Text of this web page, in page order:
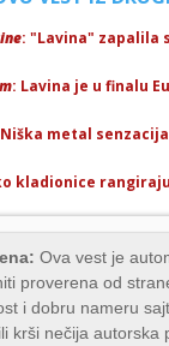
: "Lavina" zapalila
: Lavina je u finalu
metal
kladionice
Ova vest je
proverena od
i dobru nameru
krši nečija autorska